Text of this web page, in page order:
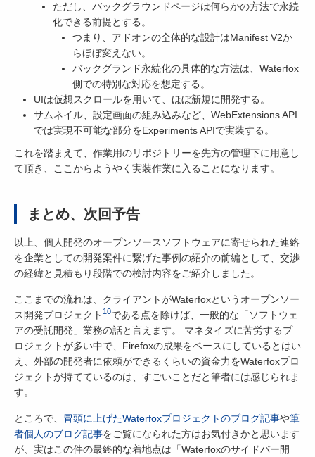
ただし、バックグラウンドページは何らかの方法で永続
化できる前提とする。
つまり、アドオンの全体的な設計はManifest V2か
らほぼ変えない。
バックグランド永続化の具体的な方法は、Waterfox
側での特別な対応を想定する。
UIは仮想スクロールを用いて、ほぼ新規に開発する。
サムネイル、設定画面の組み込みなど、WebExtensions API
では実現不可能な部分をExperiments APIで実装する。
これを踏まえて、作業用のリポジトリーを先方の管理下に用意し
て頂き、ここからようやく実装作業に入ることになります。
まとめ、次回予告
以上、個人開発のオープンソースソフトウェアに寄せられた連絡
を企業としての開発案件に繋げた事例の紹介の前編として、交渉
の経緯と見積もり段階での検討内容をご紹介しました。
ここまでの流れは、クライアントがWaterfoxというオープンソー
ス開発プロジェクト 10である点を除けば、一般的な「ソフトウェ
アの受託開発」業務の話と言えます。 マネタイズに苦労するプ
ロジェクトが多い中で、Firefoxの成果をベースにしているとはい
え、外部の開発者に依頼ができるくらいの資金力をWaterfoxプロ
ジェクトが持てているのは、すごいことだと筆者には感じられま
す。
ところで、 冒頭に上げたWaterfoxプロジェクトのブログ記事や筆
者個人のブログ記事をご覧になられた方はお気付きかと思います
が、実はこの件の最終的な着地点は「Waterfoxのサイドバー開